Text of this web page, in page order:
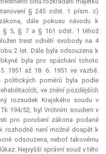
§ 245 odst. 1 písm. c)
dále pokusu návodu k
§ 5, § 7 a § 161 odst. 1 téhož
trest odnětí svobody na 4
2 let. Dále byla odsouzena k
byla pro spáchání tohoto
1951 až 18. 6. 1951 ve vazbě.
politických poměrů byla podle
ve znění pozdějších
rozsudek Krajského soudu v
194/52, byl Vrchním soudem v
pro porušení zákona podané
rozhodně není možné dospět k
odsouzena, neboť takovému
Nejvyšší správní soud v této